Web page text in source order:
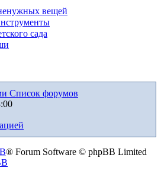
вещей
сада
Список форумов
® Forum Software © phpBB Limited